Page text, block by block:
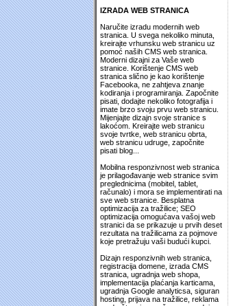
IZRADA WEB STRANICA
Naručite izradu modernih web
stranica. U svega nekoliko minuta,
kreirajte vrhunsku web stranicu uz
pomoć naših CMS web stranica.
Moderni dizajni za Vaše web
stranice. Korištenje CMS web
stranica slično je kao korištenje
Facebooka, ne zahtjeva znanje
kodiranja i programiranja. Započnite
pisati, dodajte nekoliko fotografija i
imate brzo svoju prvu web stranicu.
Mijenjajte dizajn svoje stranice s
lakoćom. Kreirajte web stranicu
svoje tvrtke, web stranicu obrta,
web stranicu udruge, započnite
pisati blog...
Mobilna responzivnost web stranica
je prilagođavanje web stranice svim
preglednicima (mobitel, tablet,
računalo) i mora se implementirati na
sve web stranice. Besplatna
optimizacija za tražilice; SEO
optimizacija omogućava vašoj web
stranici da se prikazuje u prvih deset
rezultata na tražilicama za pojmove
koje pretražuju vaši budući kupci.
Dizajn responzivnih web stranica,
registracija domene, izrada CMS
stranica, ugradnja web shopa,
implementacija plaćanja karticama,
ugradnja Google analyticsa, siguran
hosting, prijava na tražilice, reklama